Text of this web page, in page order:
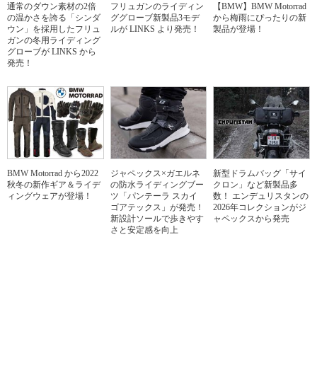
通常のダウン素材の2倍
の温かさを誇る「シンダ
ウン」を採用したフリュ
ガンの冬用ライディング
グローブが LINKS から
発売！
フリュガンのライディン
ググローブ新製品3モデ
ルが LINKS より発売！
【BMW】BMW Motorrad
から梅雨にぴったりの新
製品が登場！
BMW Motorrad から2022
秋冬の新作ギア＆ライデ
ィングウェアが登場！
ジャペックス×ガエルネ
の防水ライディングブー
ツ「パンテーラ スカイ
ゴアテックス」が発売！
新設計ソールで歩きやす
さと安定感を向上
新型ドラムバッグ「サイ
クロン」など新製品多
数！ エンデュリスタンの
2026年コレクションがジ
ャペックスから発売